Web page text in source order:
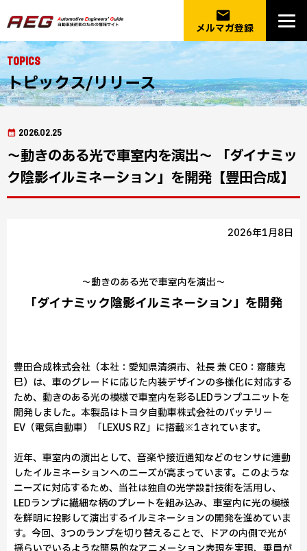
email
メルマガ登録
Topics
トピックス/リリース
2026.02.25
～動きのある光で車室内を演出～ 「ダイナミッ
ク陰影イルミネーション」を開発【豊田合成】
2026年1月8日
～動きのある光で車室内を演出～
「ダイナミック陰影イルミネーション」を開発
豊田合成株式会社（本社：愛知県清須市、社長 兼 CEO：齋藤克
巳）は、車のグレードに応じた内装デザインの多様化に対応する
ため、動きのある光の模様で車室内を彩るLEDランプユニットを
開発しました。本製品はトヨタ自動車株式会社のバッテリー
EV（電気自動車）「LEXUS RZ」に搭載※1されています。
近年、車室内の演出として、音楽や接近通知などのセンサに連動
したイルミネーションへのニーズが高まっています。このような
ニーズに対応するため、当社は独自の光学設計技術を活用し、
LEDランプに繊細な柄のプレートを組み込み、車室内に光の模様
を鮮明に投影して演出するイルミネーションの開発を進めていま
す。今回、3つのランプを切り替えることで、ドアの内側で光が